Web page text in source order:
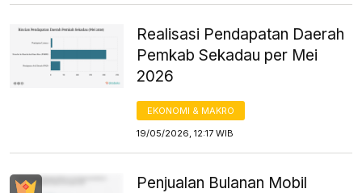
Realisasi Pendapatan Daerah
Pemkab Sekadau per Mei
2026
EKONOMI & MAKRO
19/05/2026, 12:17 WIB
Penjualan Bulanan Mobil